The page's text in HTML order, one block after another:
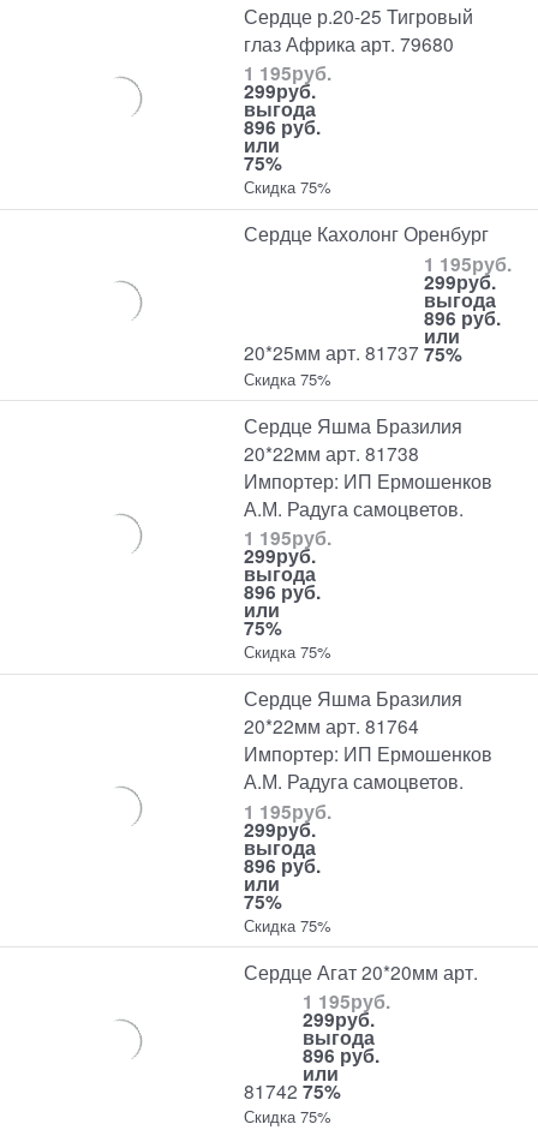
Сердце р.20-25 Тигровый
глаз Африка арт. 79680
1 195руб.
299руб.
выгода
896 руб.
или
75%
Скидка 75%
Сердце Кахолонг Оренбург
20*25мм арт. 81737
1 195руб.
299руб.
выгода
896 руб.
или
75%
Скидка 75%
Сердце Яшма Бразилия
20*22мм арт. 81738
Импортер: ИП Ермошенков
А.М. Радуга самоцветов.
1 195руб.
299руб.
выгода
896 руб.
или
75%
Скидка 75%
Сердце Яшма Бразилия
20*22мм арт. 81764
Импортер: ИП Ермошенков
А.М. Радуга самоцветов.
1 195руб.
299руб.
выгода
896 руб.
или
75%
Скидка 75%
Сердце Агат 20*20мм арт.
81742
1 195руб.
299руб.
выгода
896 руб.
или
75%
Скидка 75%